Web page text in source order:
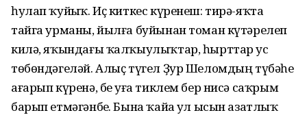
һулап ҡуйҙыҡ. Иҫ киткес күренеш: тирә-яҡта
тайга урманы, йылға буйынан томан күтәрелеп
килә, яҡындағы ҡалҡыулыҡтар, һырттар ус
төбөндәгеләй. Алыҫ түгел Ҙур Шеломдың түбәһе
ағарып күренә, беҙ уға тиклем бер нисә саҡрым
барып етмәгәнбеҙ. Бына ҡайҙа ул ысын азатлыҡ